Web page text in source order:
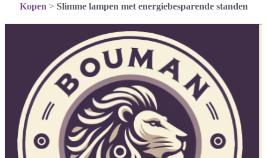
Kopen > Slimme lampen met energiebesparende standen